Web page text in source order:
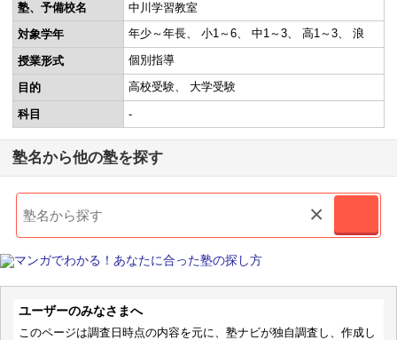
塾、予備校名
中川学習教室
対象学年
年少～年長 小1～6 中1～3 高1～3 浪
授業形式 個別指導
目的 高校受験 大学受験
科目 -
塾名から他の塾を探す
×
ユーザーのみなさまへ
このページは調査日時点の内容を元に、塾ナビが独自調査し、作成し